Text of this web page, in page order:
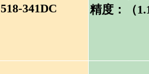
518-341DC
精度：（